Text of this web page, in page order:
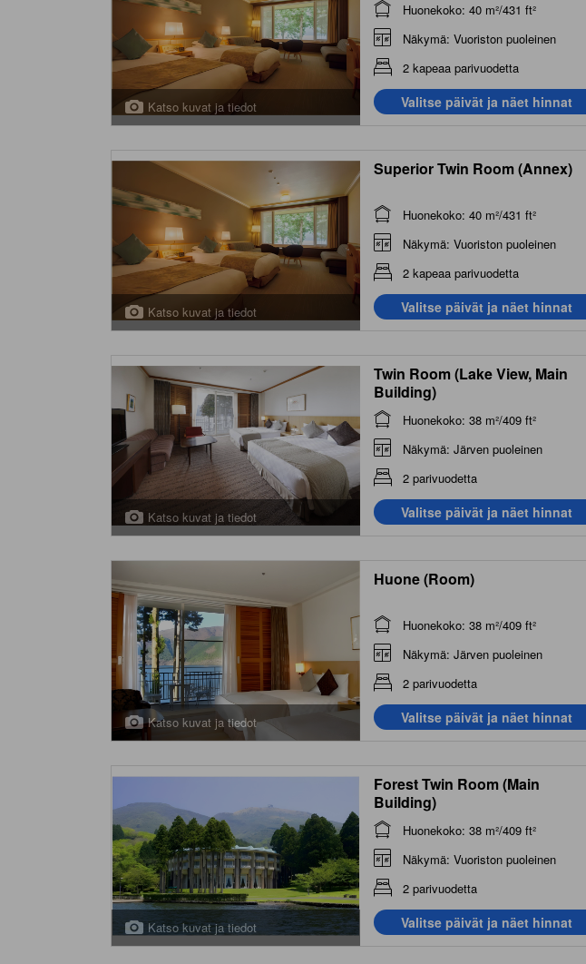
Katso kuvat ja tiedot
Huonekoko: 40 m²/431 ft²
Näkymä: Vuoriston puoleinen
2 kapeaa parivuodetta
Valitse päivät ja näet hinnat
Katso kuvat ja tiedot
Superior Twin Room (Annex)
Huonekoko: 40 m²/431 ft²
Näkymä: Vuoriston puoleinen
2 kapeaa parivuodetta
Valitse päivät ja näet hinnat
Katso kuvat ja tiedot
Twin Room (Lake View, Main
Building)
Huonekoko: 38 m²/409 ft²
Näkymä: Järven puoleinen
2 parivuodetta
Valitse päivät ja näet hinnat
Katso kuvat ja tiedot
Huone (Room)
Huonekoko: 38 m²/409 ft²
Näkymä: Järven puoleinen
2 parivuodetta
Valitse päivät ja näet hinnat
Katso kuvat ja tiedot
Forest Twin Room (Main
Building)
Huonekoko: 38 m²/409 ft²
Näkymä: Vuoriston puoleinen
2 parivuodetta
Valitse päivät ja näet hinnat